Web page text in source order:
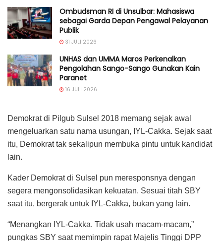
Ombudsman RI di Unsulbar: Mahasiswa
sebagai Garda Depan Pengawal Pelayanan
Publik
31 JULI 2026
UNHAS dan UMMA Maros Perkenalkan
Pengolahan Sango-Sango Gunakan Kain
Paranet
16 JULI 2026
Demokrat di Pilgub Sulsel 2018 memang sejak awal
mengeluarkan satu nama usungan, IYL-Cakka. Sejak saat
itu, Demokrat tak sekalipun membuka pintu untuk kandidat
lain.
Kader Demokrat di Sulsel pun meresponsnya dengan
segera mengonsolidasikan kekuatan. Sesuai titah SBY
saat itu, bergerak untuk IYL-Cakka, bukan yang lain.
“Menangkan IYL-Cakka. Tidak usah macam-macam,”
pungkas SBY saat memimpin rapat Majelis Tinggi DPP